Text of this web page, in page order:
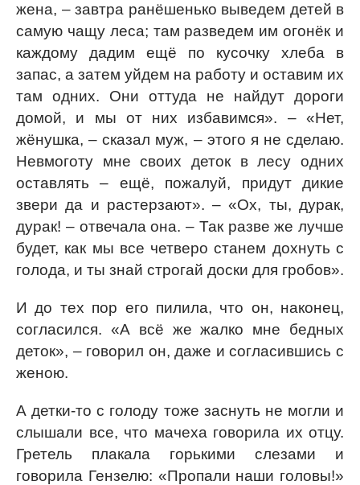
жена, – завтра ранёшенько выведем детей в
самую чащу леса; там разведем им огонёк и
каждому дадим ещё по кусочку хлеба в
запас, а затем уйдем на работу и оставим их
там одних. Они оттуда не найдут дороги
домой, и мы от них избавимся». – «Нет,
жёнушка, – сказал муж, – этого я не сделаю.
Невмоготу мне своих деток в лесу одних
оставлять – ещё, пожалуй, придут дикие
звери да и растерзают». – «Ох, ты, дурак,
дурак! – отвечала она. – Так разве же лучше
будет, как мы все четверо станем дохнуть с
голода, и ты знай строгай доски для гробов».
И до тех пор его пилила, что он, наконец,
согласился. «А всё же жалко мне бедных
деток», – говорил он, даже и согласившись с
женою.
А детки-то с голоду тоже заснуть не могли и
слышали все, что мачеха говорила их отцу.
Гретель плакала горькими слезами и
говорила Гензелю: «Пропали наши головы!»